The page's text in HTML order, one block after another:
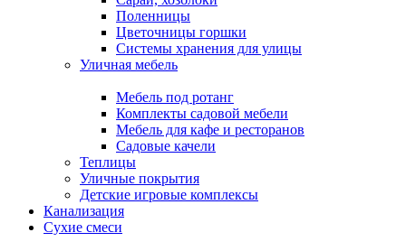
Поленницы
Цветочницы горшки
Системы хранения для улицы
Уличная мебель
Мебель под ротанг
Комплекты садовой мебели
Мебель для кафе и ресторанов
Садовые качели
Теплицы
Уличные покрытия
Детские игровые комплексы
Канализация
Сухие смеси